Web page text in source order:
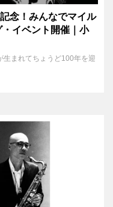
念！みんなでマイル
イベント開催｜小
まれてちょうど100年を迎